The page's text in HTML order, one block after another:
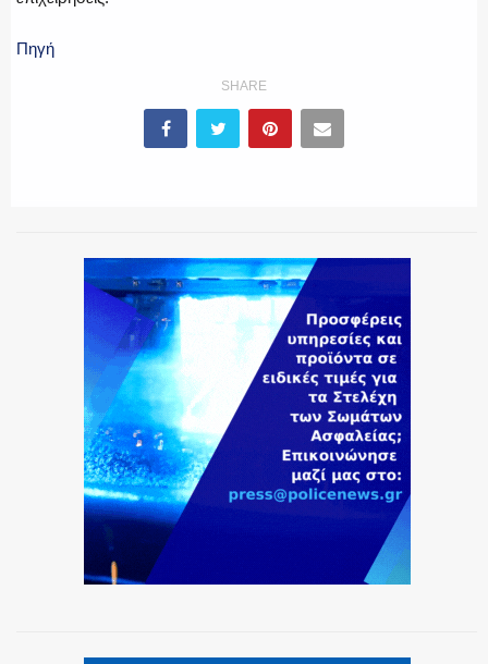
Πηγή
SHARE